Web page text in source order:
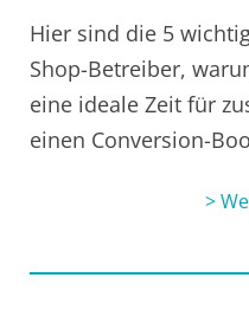
Hier sind die 5
Shop-Betreiber,
eine ideale Zeit für
einen Conversion-
>